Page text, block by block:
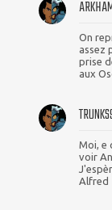
On
assez
prise
aux
Moi, e
voir
Alfred